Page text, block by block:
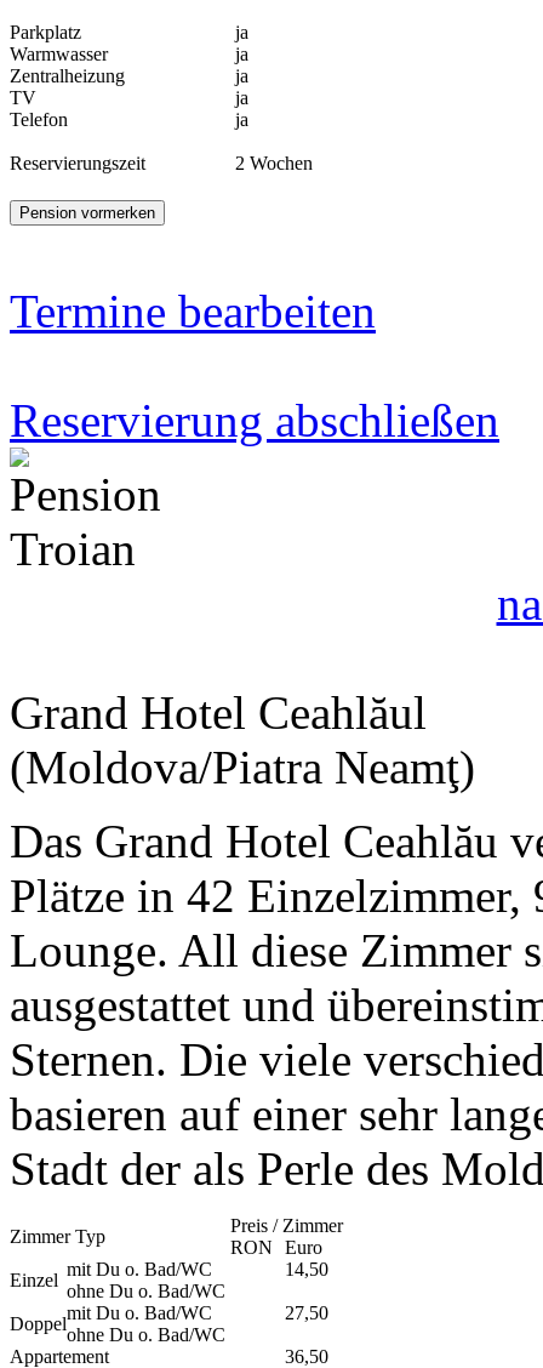
Parkplatz
ja
Warmwasser
ja
Zentralheizung
ja
TV
ja
Telefon
ja
Reservierungszeit 2 Wochen
Termine bearbeiten
Reservierung abschließen
Grand Hotel Ceahlăul
(Moldova/Piatra Neamţ)
Das Grand Hotel Ceahlău
Plätze in 42
Lounge. All diese Zimmer
ausgestattet und
Sternen. Die viele
basieren auf einer sehr
Stadt der als Perle des
Zimmer Typ
Preis / Zimmer
RON
Euro
Einzel
mit Du o. Bad/WC
14,50
ohne Du o. Bad/WC
Doppel
mit Du o. Bad/WC
27,50
ohne Du o. Bad/WC
Appartement
36,50